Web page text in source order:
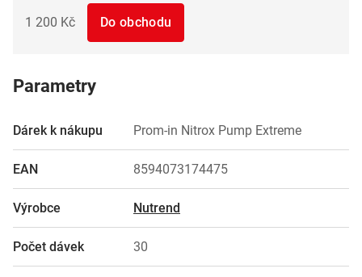
1 200 Kč Do obchodu
Parametry
Dárek k nákupu Prom-in Nitrox Pump Extreme
EAN 8594073174475
Výrobce Nutrend
Počet dávek 30